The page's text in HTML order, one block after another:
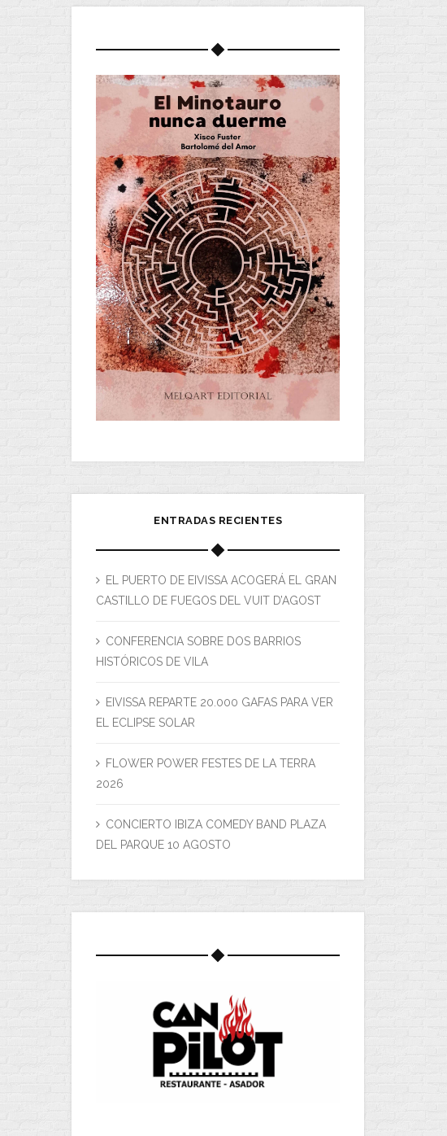
ENTRADAS RECIENTES
EL PUERTO DE EIVISSA ACOGERÁ EL GRAN
CASTILLO DE FUEGOS DEL VUIT D’AGOST
CONFERENCIA SOBRE DOS BARRIOS
HISTÓRICOS DE VILA
EIVISSA REPARTE 20.000 GAFAS PARA VER
EL ECLIPSE SOLAR
FLOWER POWER FESTES DE LA TERRA
2026
CONCIERTO IBIZA COMEDY BAND PLAZA
DEL PARQUE 10 AGOSTO